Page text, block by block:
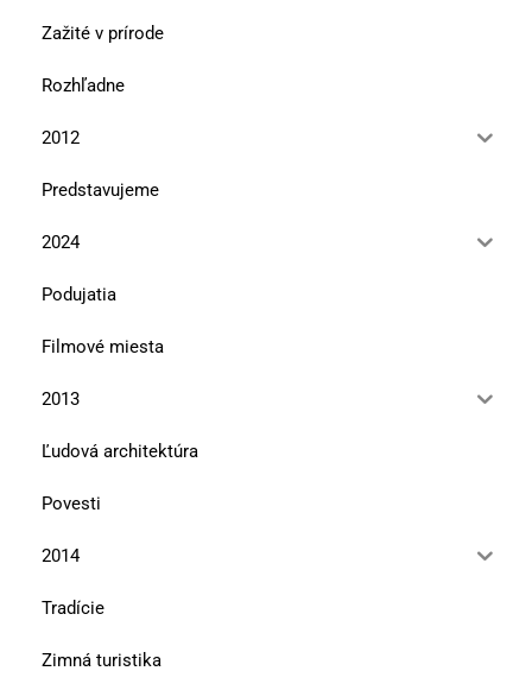
Zažité v prírode
Rozhľadne
2012
Predstavujeme
2024
Podujatia
Filmové miesta
2013
Ľudová architektúra
Povesti
2014
Tradície
Zimná turistika